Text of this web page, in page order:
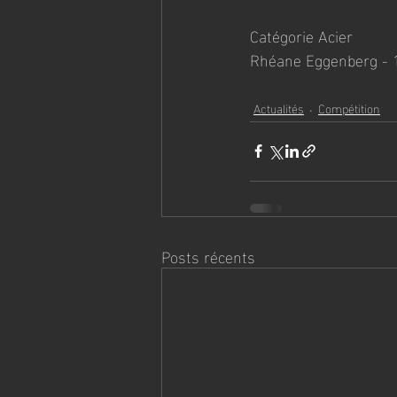
Catégorie Acier
Rhéane Eggenberg -
Actualités Compétition
Posts récents